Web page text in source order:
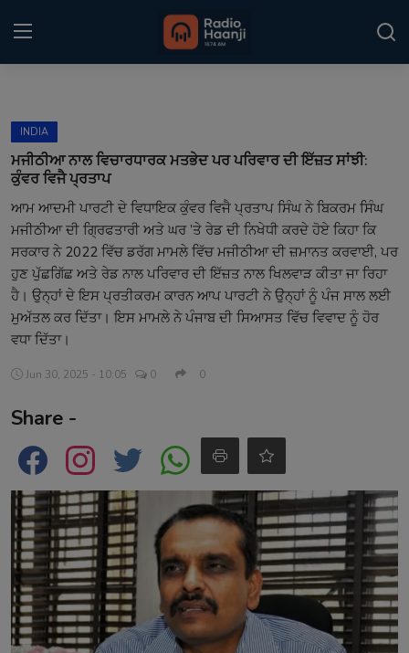
Home
Punjabi Podcast
Kitaab Kahani
Gallery
Sponsors
INDIA
ਮਜੀਠੀਆ ਨਾਲ ਵਿਚਾਰਧਾਰਕ ਮਤਭੇਦ ਪਰ ਪਰਿਵਾਰ ਦੀ ਇੱਜ਼ਤ ਸਾਂਝੀ:
ਕੁੰਵਰ ਵਿਜੈ ਪ੍ਰਤਾਪ
ਆਮ ਆਦਮੀ ਪਾਰਟੀ ਦੇ ਵਿਧਾਇਕ ਕੁੰਵਰ ਵਿਜੈ ਪ੍ਰਤਾਪ ਸਿੰਘ ਨੇ ਬਿਕਰਮ ਸਿੰਘ
ਮਜੀਠੀਆ ਦੀ ਗ੍ਰਿਫਤਾਰੀ ਅਤੇ ਘਰ ’ਤੇ ਰੇਡ ਦੀ ਨਿਖੇਧੀ ਕਰਦੇ ਹੋਏ ਕਿਹਾ ਕਿ
ਸਰਕਾਰ ਨੇ 2022 ਵਿੱਚ ਡਰੱਗ ਮਾਮਲੇ ਵਿੱਚ ਮਜੀਠੀਆ ਦੀ ਜ਼ਮਾਨਤ ਕਰਵਾਈ, ਪਰ
ਹੁਣ ਪੁੱਛਗਿੱਛ ਅਤੇ ਰੇਡ ਨਾਲ ਪਰਿਵਾਰ ਦੀ ਇੱਜ਼ਤ ਨਾਲ ਖਿਲਵਾੜ ਕੀਤਾ ਜਾ ਰਿਹਾ
ਹੈ। ਉਨ੍ਹਾਂ ਦੇ ਇਸ ਪ੍ਰਤੀਕਰਮ ਕਾਰਨ ਆਪ ਪਾਰਟੀ ਨੇ ਉਨ੍ਹਾਂ ਨੂੰ ਪੰਜ ਸਾਲ ਲਈ
ਮੁਅੱਤਲ ਕਰ ਦਿੱਤਾ। ਇਸ ਮਾਮਲੇ ਨੇ ਪੰਜਾਬ ਦੀ ਸਿਆਸਤ ਵਿੱਚ ਵਿਵਾਦ ਨੂੰ ਹੋਰ
ਵਧਾ ਦਿੱਤਾ।
Jun 30, 2025 - 10:05 0 0
Share -